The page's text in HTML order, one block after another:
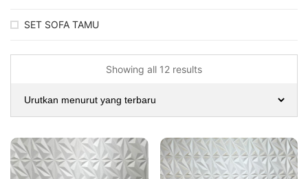
SET SOFA TAMU
Showing all 12 results